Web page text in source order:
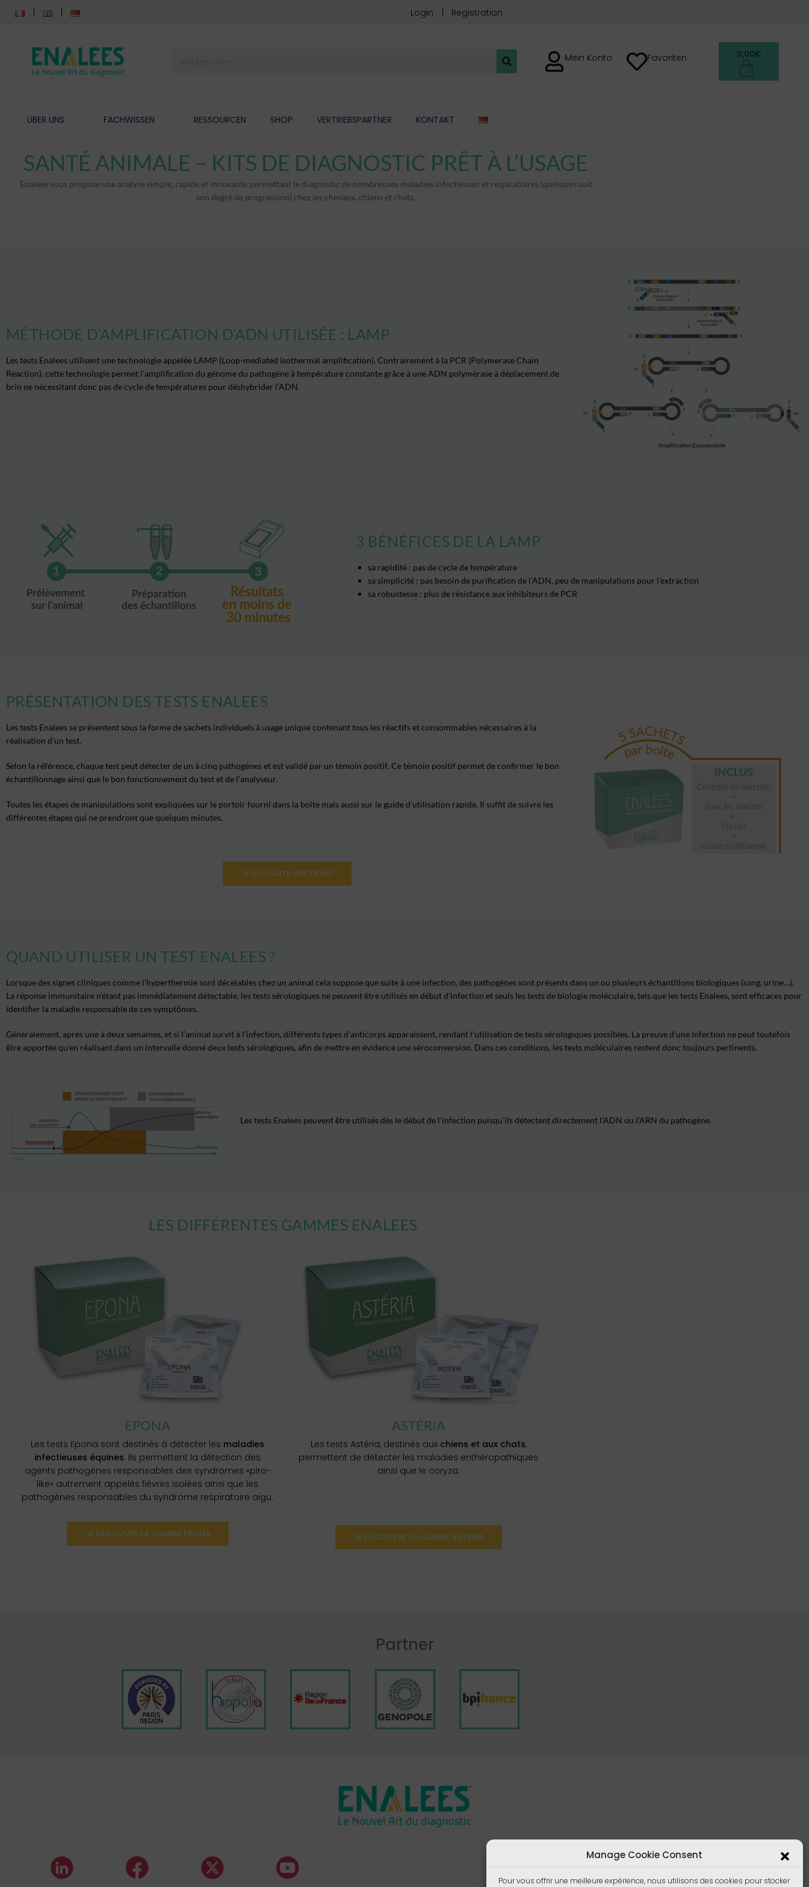
Manage Cookie Consent
Pour vous offrir une meilleure expérience, nous utilisons des cookies pour stocker
Login Registration
Mein Konto Favoriten 0,00€
ÜBER UNS FACHWISSEN RESSOURCEN SHOP VERTRIEBSPARTNER KONTAKT
Enalees vous propose une analyse simple, rapide et innovante permettant le diagnostic de nombreuses maladies infectieuses et respiratoires (quelques soit
son degré de progression) chez les chevaux, chiens et chats.
MÉTHODE D’AMPLIFICATION D’ADN UTILISÉE : LAMP
Les tests Enalees utilisent une technologie appelée LAMP (Loop-mediated isothermal amplification). Contrairement à la PCR (Polymerase Chain
Reaction), cette technologie permet l’amplification du génome du pathogène à températureconstante grâce à une ADN polymérase à déplacement de
brin ne nécessitant donc pas de cycle de températures pour déshybrider l’ADN.
3 BÉNÉFICES DE LA LAMP
sa rapidité : pas de cycle de température
sa simplicité : pas besoin de purification de l’ADN, peu de manipulations pour l’extraction
sa robustesse : plus de résistance aux inhibiteurs de PCR
PRÉSENTATION DES TESTS ENALEES
Les tests Enalees se présentent sous la forme de sachets individuels à usage uniquecontenant tous les réactifs et consommables nécessaires à la
réalisation d’un test.
Selon la référence, chaque test peut détecter de un à cinq pathogèneset estvalidé par un témoin positif. Ce témoin positif permet de confirmer le bon
échantillonnage ainsi que le bon fonctionnement du test et de l’analyseur.
Toutes les étapes de manipulations sont expliquées sur le portoir fourni dans la boîte mais aussi sur le guide d’utilisation rapide. Il suffit de suivre les
différentes étapes qui ne prendront que quelques minutes.
JE SOUHAITE UNE DEMO
QUAND UTILISER UN TEST ENALEES ?
Lorsque des signes cliniques comme l’hyperthermie sont décelables chez un animal cela suppose que suite à une infection, des pathogènes sont présents dans un ou plusieurs échantillons biologiques (sang, urine…).
La réponse immunitaire n’étant pas immédiatement détectable, les tests sérologiques ne peuvent être utilisés en début d’infection et seuls lestests de biologie moléculaire, tels que les tests Enalees, sont efficaces pour
identifier la maladie responsable de ces symptômes.
Généralement, après une à deux semaines, et si l’animal survit à l’infection, différents types d’anticorps apparaissent, rendant l’utilisation de tests sérologiques possibles. La preuve d’une infection ne peut toutefois
être apportée qu’en réalisant dans un intervalle donné deux tests sérologiques, afin de mettre en évidence une séroconversion. Dans ces conditions, les tests moléculaires restent donc toujours pertinents.
Lestests Enalees peuvent être utilisés dès le début de l’infection puisqu’ils détectent directement l’ADN ou l’ARN du pathogène.
LES DIFFÉRENTES GAMMES ENALEES
EPONA
Les tests Epona sont destinés à détecter les maladies
infectieuses équines. Ils permettent la détection des
agents pathogènes responsables des syndromes «piro-
like» autrement appelés fièvres isolées ainsi que les
pathogènes responsables du syndrome respiratoire aigu.
JE DÉCOUVRE LA GAMME EPONA
ASTÉRIA
Les tests Astéria, destinés aux chiens et aux chats,
permettent de détecter les maladies enthéropathiques
ainsi que le coryza.
JE DÉCOUVRE LA GAMME ASTÉRIA
Partner